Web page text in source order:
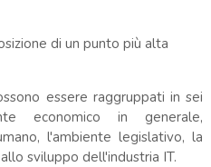
di un punto più alta
essere raggruppati in sei
economico in generale,
l'ambiente legislativo, la
sviluppo dell'industria IT.